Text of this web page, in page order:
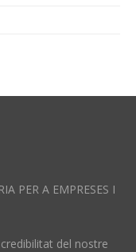
PER A EMPRESES I
del nostre